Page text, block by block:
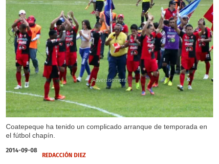
Coatepeque ha tenido un complicado arranque de temporada en
el fútbol chapín.
X
2014-09-08
REDACCIÓN DIEZ